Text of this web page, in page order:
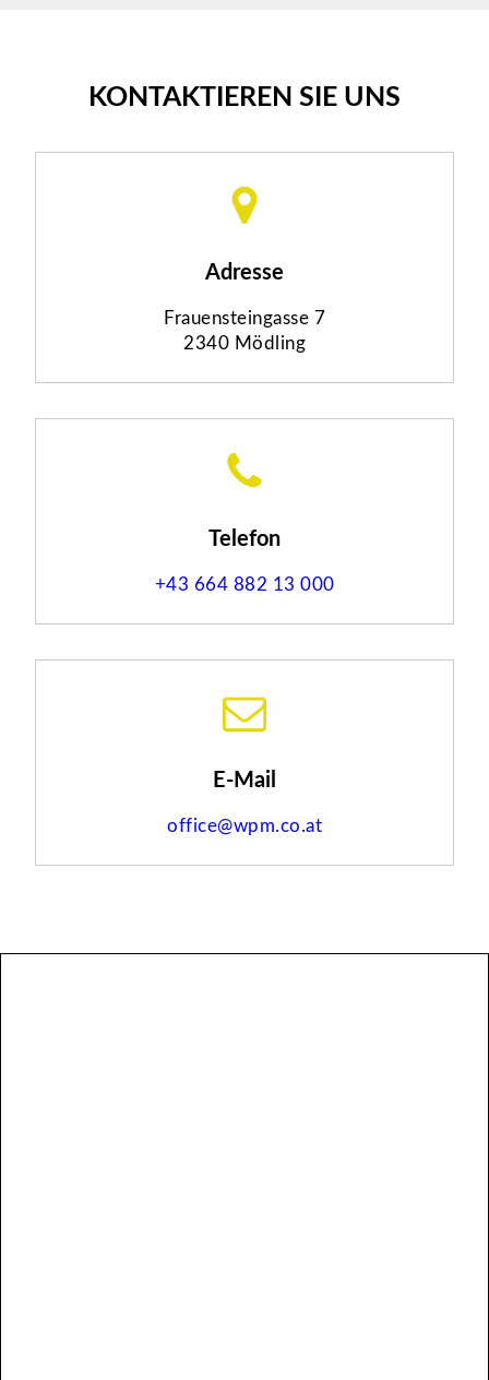
KONTAKTIEREN SIE UNS
Adresse
Frauensteingasse 7
2340 Mödling
Telefon
+43 664 882 13 000
E-Mail
office@wpm.co.at